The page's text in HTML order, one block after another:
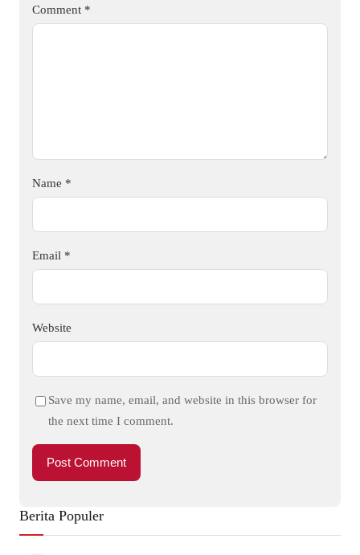
Comment *
Name *
Email *
Website
Save my name, email, and website in this browser for
the next time I comment.
Berita Populer